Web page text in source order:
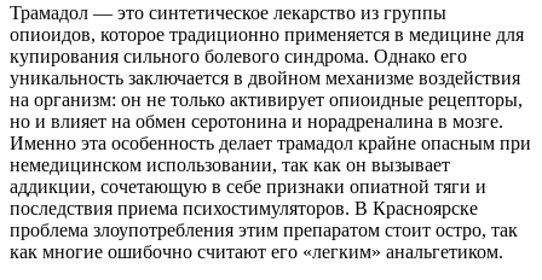
Трамадол — это синтетическое лекарство из группы
опиоидов, которое традиционно применяется в медицине для
купирования сильного болевого синдрома. Однако его
уникальность заключается в двойном механизме воздействия
на организм: он не только активирует опиоидные рецепторы,
но и влияет на обмен серотонина и норадреналина в мозге.
Именно эта особенность делает трамадол крайне опасным при
немедицинском использовании, так как он вызывает
аддикции, сочетающую в себе признаки опиатной тяги и
последствия приема психостимуляторов. В Красноярске
проблема злоупотребления этим препаратом стоит остро, так
как многие ошибочно считают его «легким» анальгетиком.